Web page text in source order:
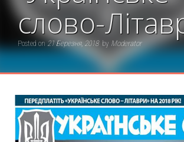
слово-
Posted on21 Березня, 2018 by Moderator